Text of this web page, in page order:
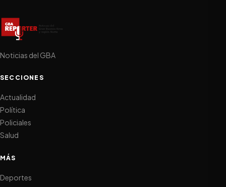
Noticias del GBA
SECCIONES
Actualidad
Política
Policiales
Salud
MÁS
Deportes